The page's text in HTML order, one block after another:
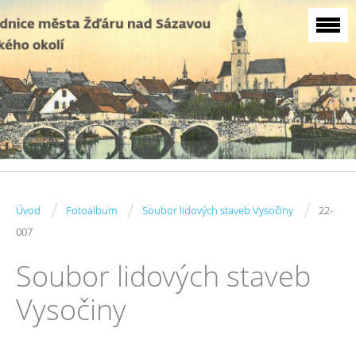
Úvod / Fotoalbum / Soubor lidových staveb Vysočiny /
22-
007
Soubor lidových staveb
Vysočiny